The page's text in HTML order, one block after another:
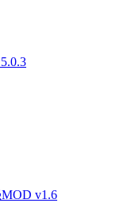
v1.6